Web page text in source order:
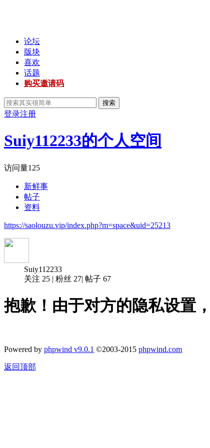
论坛
版块
喜欢
话题
购买邀请码
搜索
登录注册
Suiy112233的个人空间
访问量125
新鲜事
帖子
资料
https://saolouzu.vip/index.php?m=space&uid=25213
Suiy112233
关注 25 | 粉丝 27| 帖子 67
抱歉！由于对方的隐私设置
Powered by phpwind v9.0.1 ©2003-2015 phpwind.com
返回顶部